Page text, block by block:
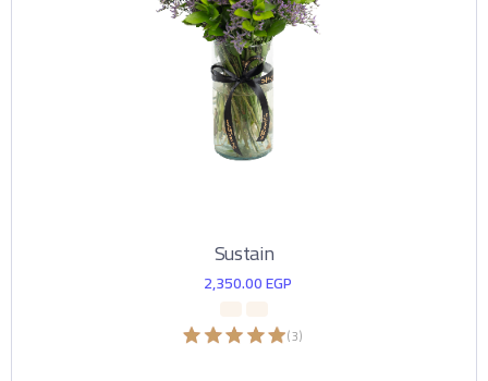
Sustain
2,350.00EGP
(
3
)